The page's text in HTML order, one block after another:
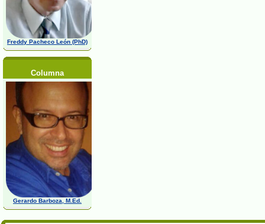
Freddy Pacheco León (PhD)
Columna
Gerardo Barboza, M.Ed.